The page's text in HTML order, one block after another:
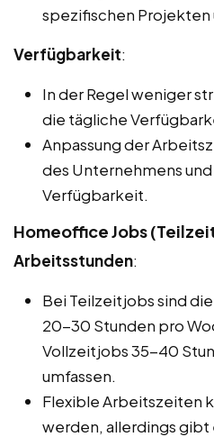
spezifischen Projekten
Verfügbarkeit:
In der Regel weniger
die tägliche
Anpassung der
des Unternehmens
Verfügbarkeit.
Homeoffice Jobs
Arbeitsstunden:
Bei Teilzeitjobs sind
20-30 Stunden pro
Vollzeitjobs 35-40
umfassen.
Flexible Arbeitszeiten
werden, allerdings gibt